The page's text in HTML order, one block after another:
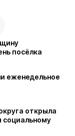
посёлка
еженедельное
открыла
социальному